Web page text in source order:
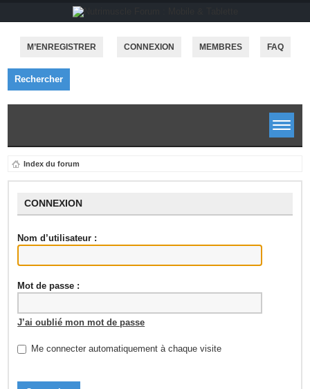
M’ENREGISTRER CONNEXION MEMBRES FAQ
Rechercher
Index du forum
CONNEXION
Nom d’utilisateur :
Mot de passe :
J’ai oublié mon mot de passe
Me connecter automatiquement à chaque visite